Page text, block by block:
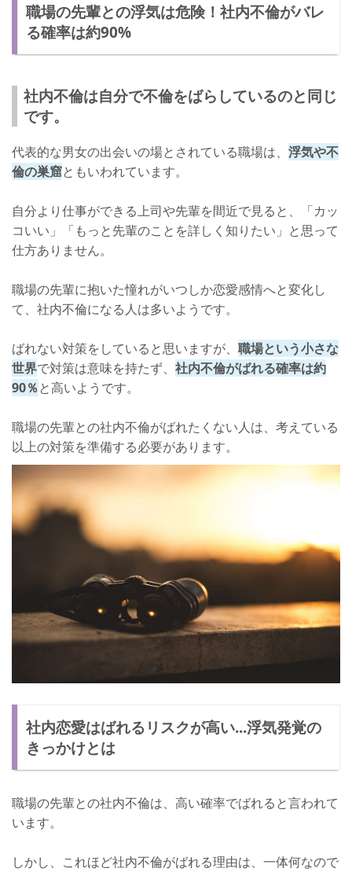
職場の先輩との浮気は危険！社内不倫がバレ
る確率は約90%
社内不倫は自分で不倫をばらしているのと同じ
です。
代表的な男女の出会いの場とされている職場は、 浮気や不
倫の巣窟ともいわれています。
自分より仕事ができる上司や先輩を間近で見ると、「カッ
コいい」「もっと先輩のことを詳しく知りたい」と思って
仕方ありません。
職場の先輩に抱いた憧れがいつしか恋愛感情へと変化し
て、社内不倫になる人は多いようです。
ばれない対策をしていると思いますが、 職場という小さな
世界で対策は意味を持たず、 社内不倫がばれる確率は約
90％と高いようです。
職場の先輩との社内不倫がばれたくない人は、考えている
以上の対策を準備する必要があります。
社内恋愛はばれるリスクが高い...浮気発覚の
きっかけとは
職場の先輩との社内不倫は、高い確率でばれると言われて
います。
しかし、これほど社内不倫がばれる理由は、一体何なので